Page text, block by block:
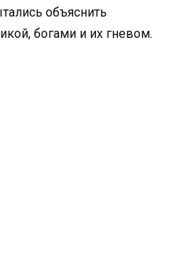
объяснить
богами и их гневом.